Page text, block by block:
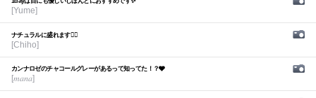
[Yume]
ナチュラルに盛れます🙆‍♀️
[Chiho]
カンナロゼのチャコールグレーがあるって知ってた！？🩶
[𝑚𝑎𝑛𝑎]